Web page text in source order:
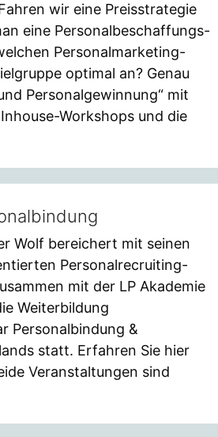
wir eine Preisstrategie
eine Personalbeschaffungs-
Personalmarketing-
optimal an? Genau
Personalgewinnung“ mit
Workshops und die
Wolf bereichert mit seinen
Personalrecruiting-
mit der LP Akademie
Weiterbildung
Personalbindung &
statt. Erfahren Sie hier
Veranstaltungen sind